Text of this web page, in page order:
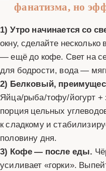
фанатизма, но
1) Утро начинается со
окну, сделайте
— ещё до кофе. Свет на
для бодрости, вода —
2) Белковый,
Яйца/рыба/тофу/йогурт
порция цельных
к сладкому и
половину дня.
3) Кофе — после еды.
усиливает «горки».